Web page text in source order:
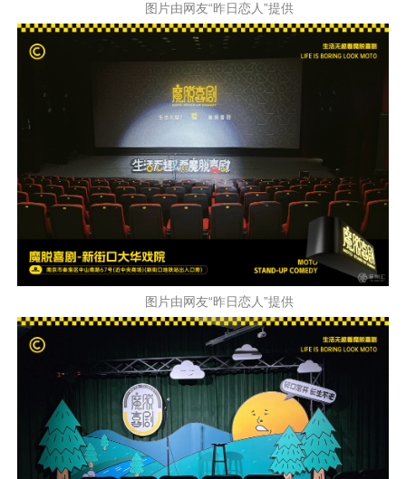
图片由网友“昨日恋人”提供
图片由网友“昨日恋人”提供